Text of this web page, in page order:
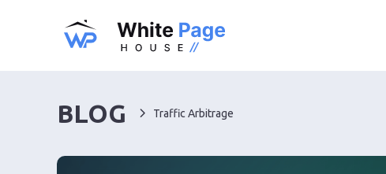
BLOG Traffic Arbitrage